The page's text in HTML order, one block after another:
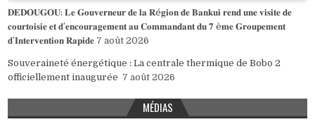
𝐃𝐄𝐃𝐎𝐔𝐆𝐎𝐔: 𝐋𝐞 𝐆𝐨𝐮𝐯𝐞𝐫𝐧𝐞𝐮𝐫 𝐝𝐞 𝐥𝐚 𝐑é𝐠𝐢𝐨𝐧 𝐝𝐞 𝐁𝐚𝐧𝐤𝐮𝐢 𝐫𝐞𝐧𝐝 𝐮𝐧𝐞 𝐯𝐢𝐬𝐢𝐭𝐞 𝐝𝐞
𝐜𝐨𝐮𝐫𝐭𝐨𝐢𝐬𝐢𝐞 𝐞𝐭 𝐝’𝐞𝐧𝐜𝐨𝐮𝐫𝐚𝐠𝐞𝐦𝐞𝐧𝐭 𝐚𝐮 𝐂𝐨𝐦𝐦𝐚𝐧𝐝𝐚𝐧𝐭 𝐝𝐮 𝟕 è𝐦𝐞 𝐆𝐫𝐨𝐮𝐩𝐞𝐦𝐞𝐧𝐭
𝐝’𝐈𝐧𝐭𝐞𝐫𝐯𝐞𝐧𝐭𝐢𝐨𝐧 𝐑𝐚𝐩𝐢𝐝𝐞 7 août 2026
Souveraineté énergétique : La centrale thermique de Bobo 2
officiellement inaugurée 7 août 2026
MÉDIAS